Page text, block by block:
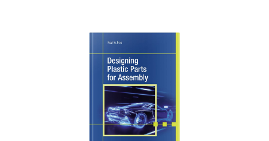
Bildergalerie überspringen